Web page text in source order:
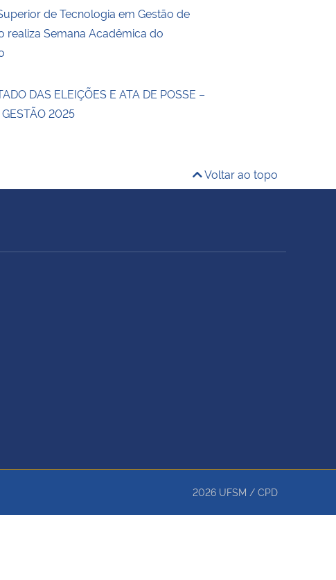
de Tecnologia em Gestão de
realiza Semana Acadêmica do
DAS ELEIÇÕES E ATA DE POSSE –
2025
Voltar ao topo
2026 UFSM / CPD